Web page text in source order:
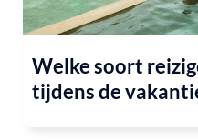
Welke soort
tijdens de